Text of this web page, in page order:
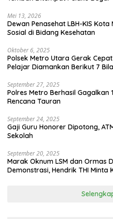
Mei 13, 2026
Dewan Penasehat LBH-KIS
Sosial di Bidang Kesehatan
Oktober 6, 2025
Polsek Metro Utara Gerak
Pelajar Diamankan Berikut 7
September 27, 2025
Polres Metro Berhasil Gagalkan
Rencana Tauran
September 24, 2025
Gaji Guru Honorer Dipotong,
Sekolah
September 20, 2025
Marak Oknum LSM dan Ormas
Demonstrasi, Hendrik THI Minta